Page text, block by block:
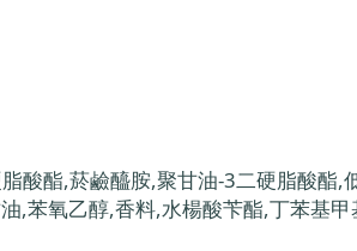
酸酯,菸鹼醯胺,聚甘油-3二硬脂酸酯
,苯氧乙醇,香料,水楊酸苄酯,丁苯基